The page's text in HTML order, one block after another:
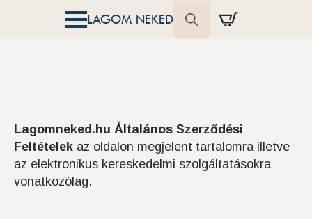
LAGOM NEKED
Lagomneked.hu Általános Szerződési
Feltételek az oldalon megjelent tartalomra illetve
az elektronikus kereskedelmi szolgáltatásokra
vonatkozólag.